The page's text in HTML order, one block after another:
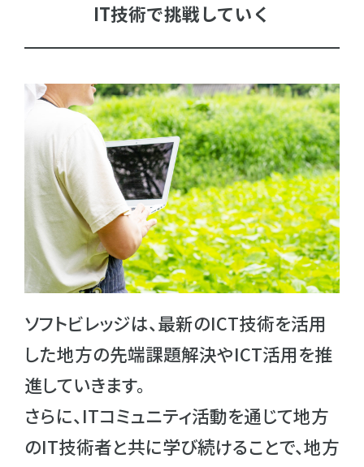
IT技術で挑戦していく
ソフトビレッジは、最新のICT技術を活用
した地方の先端課題解決やICT活用を推
進していきます。
さらに、ITコミュニティ活動を通じて地方
のIT技術者と共に学び続けることで、地方